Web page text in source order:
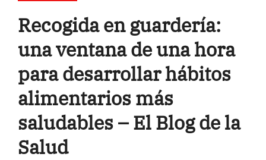
Recogida en guardería:
una ventana de una hora
para desarrollar hábitos
alimentarios más
saludables – El Blog de la
Salud